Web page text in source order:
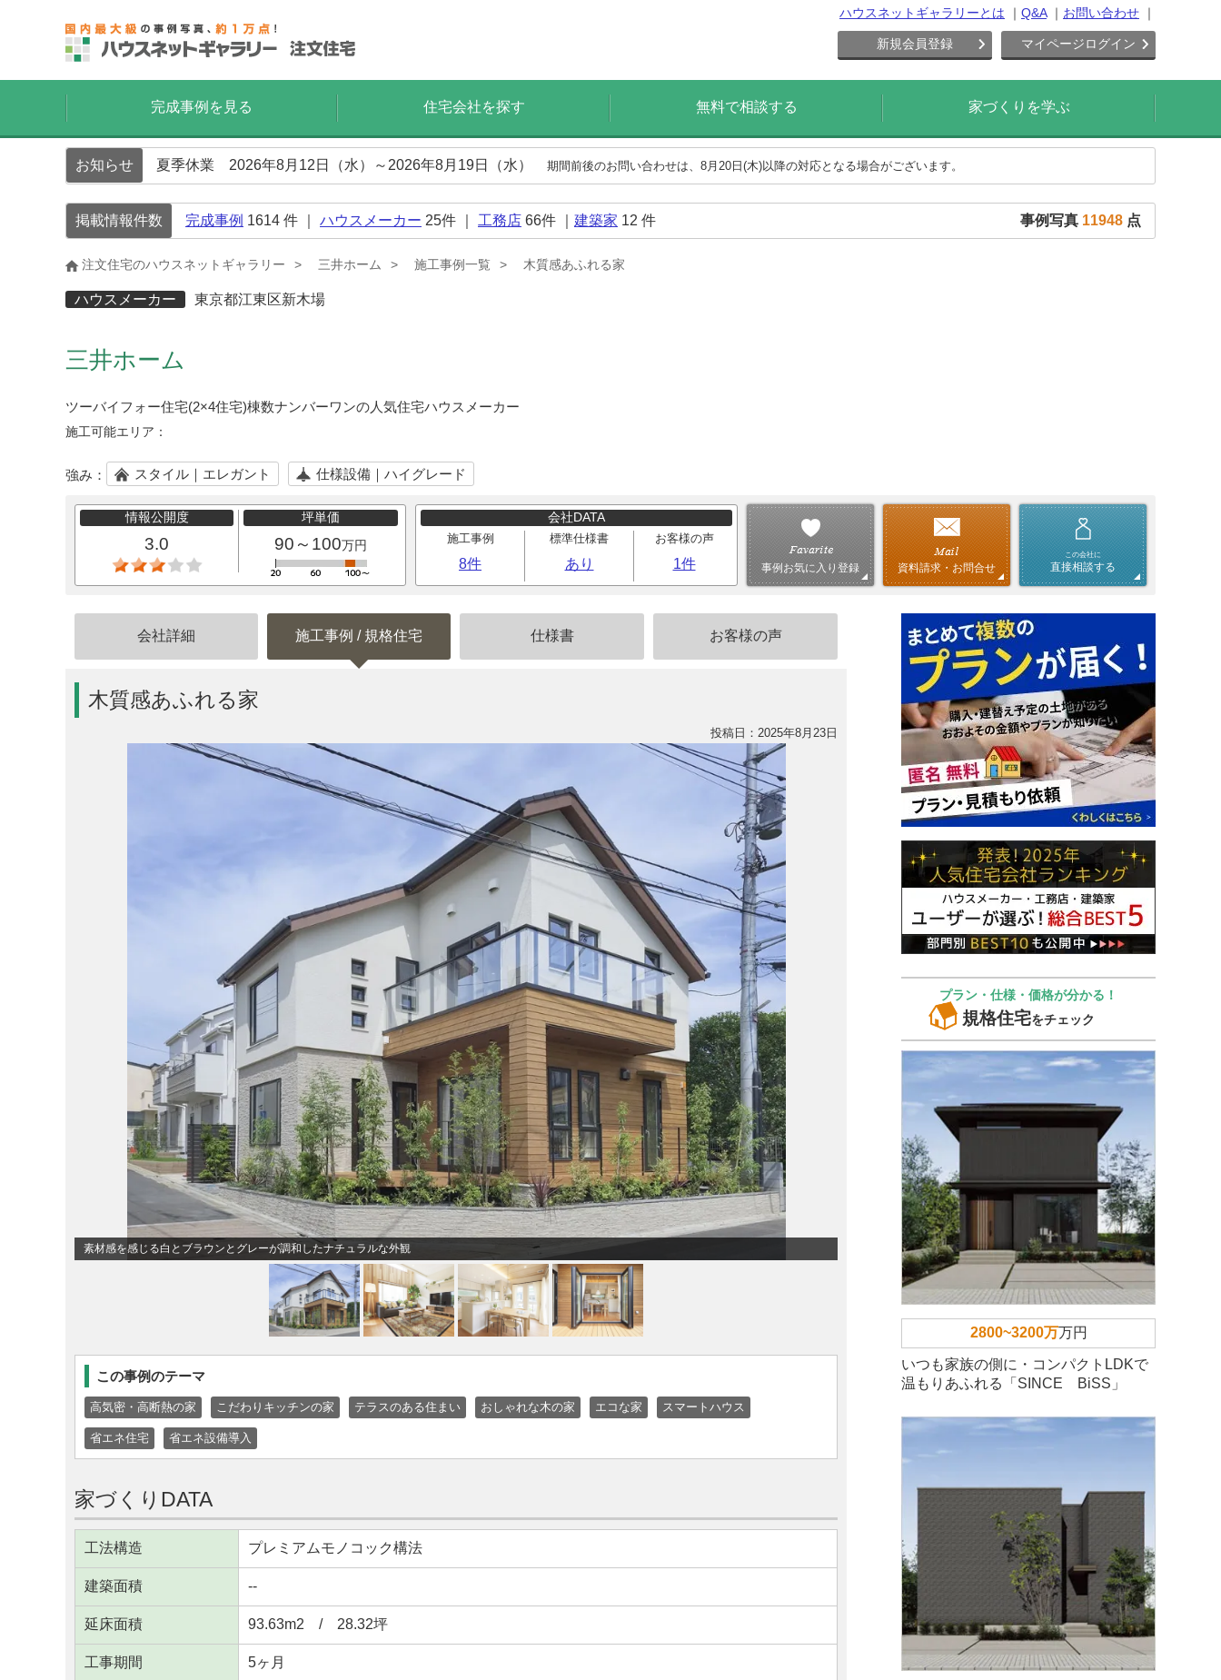
ハウスネットギャラリーとは Q&A お問い合わせ
新規会員登録 マイページログイン
完成事例を見る 住宅会社を探す 無料で相談する 家づくりを学ぶ
お知らせ 夏季休業 2026年8月12日（水）～2026年8月19日（水） 期間前後のお問い合わせは、8月20日(木)以降の対応となる場合がございます。
掲載情報件数 完成事例 1614 件 ｜ ハウスメーカー 25件 ｜ 工務店 66件 ｜ 建築家 12 件 事例写真 11948 点
注文住宅のハウスネットギャラリー 三井ホーム 施工事例一覧 木質感あふれる家
ハウスメーカー 東京都江東区新木場
三井ホーム
ツーバイフォー住宅(2×4住宅)棟数ナンバーワンの人気住宅ハウスメーカー
施工可能エリア：
強み： スタイル｜エレガント 仕様設備｜ハイグレード
情報公開度
3.0
坪単価
90～100万円
会社DATA
施工事例
8件
標準仕様書
あり
お客様の声
1件 事例お気に入り登録 資料請求・お問合せ
この会社に
直接相談する
会社詳細 施工事例 / 規格住宅 仕様書 お客様の声
木質感あふれる家
投稿日：2025年8月23日
素材感を感じる白とブラウンとグレーが調和したナチュラルな外観
この事例のテーマ
高気密・高断熱の家 こだわりキッチンの家 テラスのある住まい おしゃれな木の家 エコな家 スマートハウス
省エネ住宅 省エネ設備導入
家づくりDATA
工法構造 プレミアムモノコック構法
建築面積 --
延床面積 93.63m2 / 28.32坪
工事期間 5ヶ月
プラン・仕様・価格が分かる！
規格住宅をチェック
2800~3200万万円
いつも家族の側に・コンパクトLDKで
温もりあふれる「SINCE BiSS」